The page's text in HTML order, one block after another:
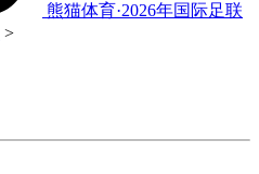
熊猫体育·2026年国际足联
>